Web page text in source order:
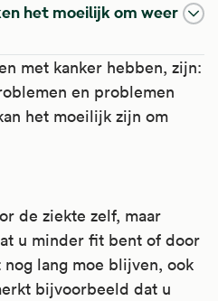
het moeilijk om weer
met kanker hebben, zijn:
en problemen
het moeilijk zijn om
de ziekte zelf, maar
u minder fit bent of door
lang moe blijven, ook
bijvoorbeeld dat u